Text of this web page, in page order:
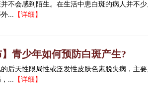
不会感到陌生。在生活中患白斑的病人并不
... 【详细】
】青少年如何预防白斑产生?
后天性限局性或泛发性皮肤色素脱失病，主
... 【详细】